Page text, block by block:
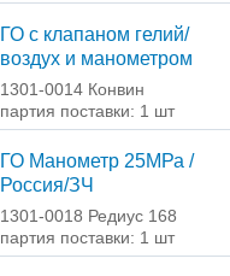
ГО с клапаном гелий/
воздух и манометром
1301-0014 Конвин
партия поставки: 1 шт
ГО Манометр 25МРа /
Россия/ЗЧ
1301-0018 Редиус 168
партия поставки: 1 шт